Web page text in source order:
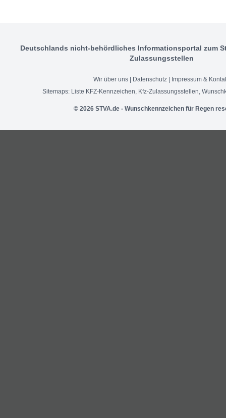
Deutschlands nicht-behördliches Informationsportal zum
Zulassungsstellen
Wir über uns Datenschutz
Impressum &
Sitemaps: Liste KFZ-Kennzeichen, Kfz-Zulassungsstellen,
© 2026 STVA.de - Wunschkennzeichen für Regen